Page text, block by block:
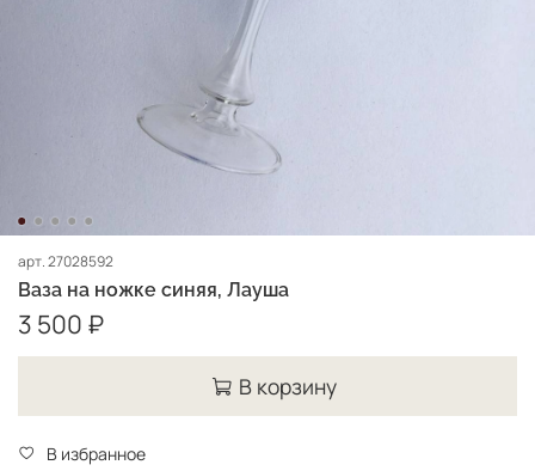
арт.27028592
Ваза на ножке синяя, Лауша
3 500 ₽
В корзину
В избранное